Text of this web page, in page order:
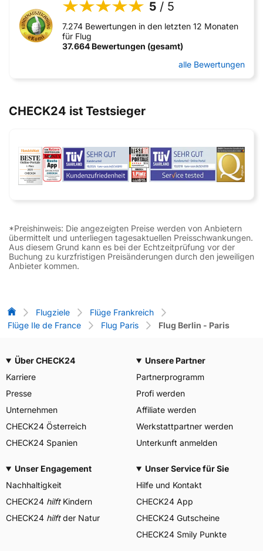
5 / 5
7.274 Bewertungen in den letzten 12 Monaten
für Flug
37.664 Bewertungen (gesamt)
alle Bewertungen
CHECK24 ist Testsieger
*Preishinweis: Die angezeigten Preise werden von Anbietern
übermittelt und unterliegen tagesaktuellen Preisschwankungen.
Aus diesem Grund kann es bei der Echtzeitprüfung vor der
Buchung zu kurzfristigen Preisänderungen durch den jeweiligen
Anbieter kommen.
Flug-Vergleich
Flugziele
Flüge Frankreich
Flüge Ile de France
Flug Paris Flug Berlin - Paris
Über CHECK24
Karriere
Presse
Unternehmen
CHECK24 Österreich
CHECK24 Spanien
Unsere Partner
Partnerprogramm
Profi werden
Affiliate werden
Werkstattpartner werden
Unterkunft anmelden
Unser Engagement
Nachhaltigkeit
CHECK24 hilftKindern
CHECK24 hilftder Natur
Unser Service für Sie
Hilfe und Kontakt
CHECK24 App
CHECK24 Gutscheine
CHECK24 Smily Punkte